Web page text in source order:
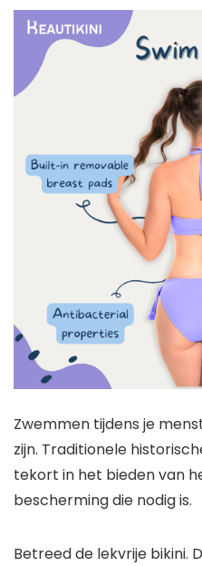
Zwemmen tijdens je
zijn. Traditionele
tekort in het bieden van
bescherming die nodig is.
Betreed de lekvrije bikini.